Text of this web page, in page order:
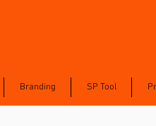
Branding SP Tool